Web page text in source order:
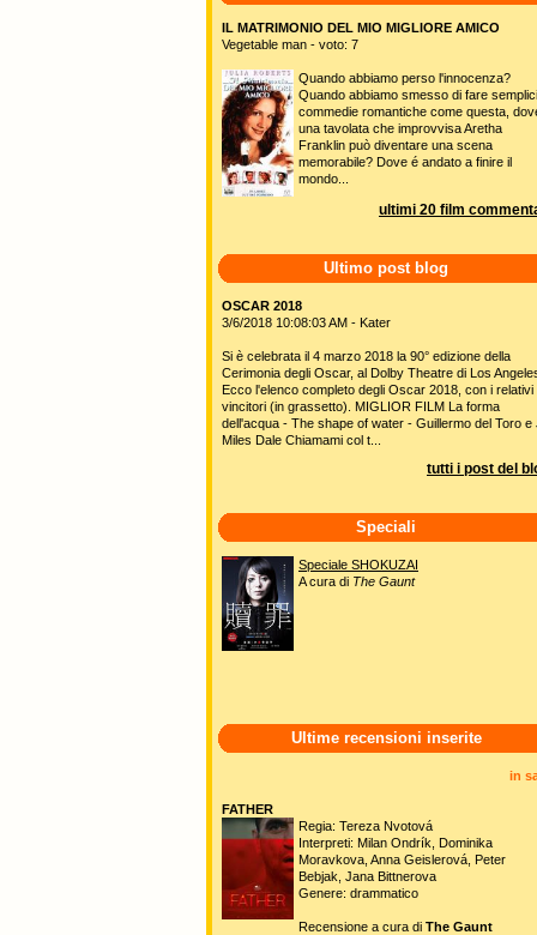
IL MATRIMONIO DEL MIO MIGLIORE AMICO
Vegetable man - voto: 7
Quando abbiamo perso l'innocenza?
Quando abbiamo smesso di fare semplici
commedie romantiche come questa,
una tavolata che improvvisa Aretha
Franklin può diventare una scena
memorabile? Dove é andato a finire il
mondo...
ultimi 20 film
Ultimo post blog
OSCAR 2018
3/6/2018 10:08:03 AM - Kater
Si è celebrata il 4 marzo 2018 la 90° edizione della
Cerimonia degli Oscar, al Dolby Theatre di Los
Ecco l'elenco completo degli Oscar 2018, con i relativi
vincitori (in grassetto). MIGLIOR FILM La forma
dell'acqua - The shape of water - Guillermo del Toro e
Miles Dale Chiamami col t...
tutti i post del
Speciali
Speciale SHOKUZAI
A cura di The Gaunt
Ultime recensioni inserite
in
FATHER
Regia: Tereza Nvotová
Interpreti: Milan Ondrík, Dominika
Moravkova, Anna Geislerová, Peter
Bebjak, Jana Bittnerova
Genere: drammatico
Recensione a cura di The Gaunt